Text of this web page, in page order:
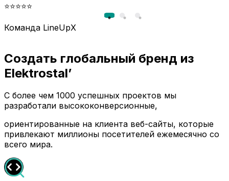
⭐⭐⭐⭐⭐
Команда LineUpX
Создать глобальный бренд из
Elektrostal’
С более чем 1000 успешных проектов мы
разработали высококонверсионные,
ориентированные на клиента веб-сайты, которые
привлекают миллионы посетителей ежемесячно со
всего мира.